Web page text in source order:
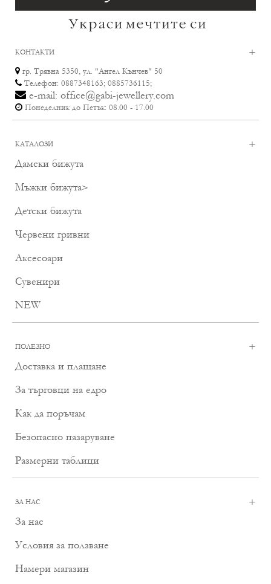
КОНТАКТИ +
гр. Трявна 5350, ул. "Ангел Кънчев" 50
Телефон: 0887348163; 0885736115;
e-mail: office@gabi-jewellery.com
Понеделник до Петък: 08.00 - 17.00
КАТАЛОЗИ
+
Дамски бижута
Мъжки бижута>
Детски бижута
Червени гривни
Аксесоари
Сувенири
NEW
ПОЛЕЗНО
+
Доставка и плащане
За търговци на едро
Как да поръчам
Безопасно пазаруване
Размерни таблици
ЗА НАС
+
За нас
Условия за ползване
Намери магазин